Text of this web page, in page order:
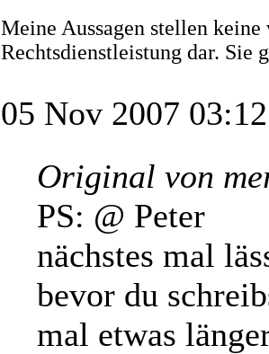
Meine Aussagen stellen
Rechtsdienstleistung dar. Sie
05 Nov 2007 03:12
Original von
PS: @ Peter
nächstes mal
bevor du
mal etwas